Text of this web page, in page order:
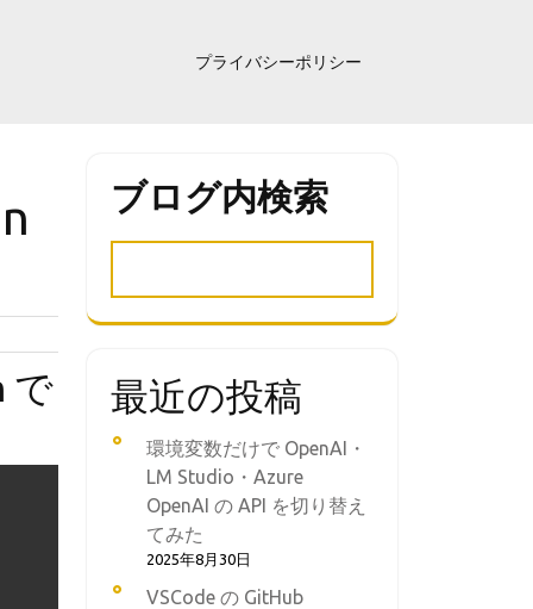
プライバシーポリシー
で
ブログ内検索
最近の投稿
環境変数だけで OpenAI・
LM Studio・Azure
OpenAI の API を切り替え
てみた
2025年8月30日
VSCode の GitHub